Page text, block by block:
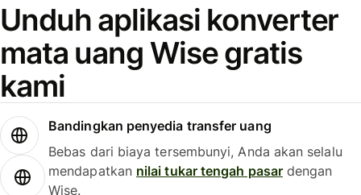
Unduh aplikasi konverter
mata uang Wise gratis
kami
Bandingkan penyedia transfer uang
Bebas dari biaya tersembunyi, Anda akan selalu
mendapatkan nilai tukar tengah pasardengan
Wise.